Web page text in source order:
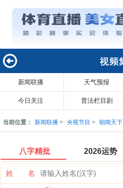
新闻联播 天气预报
今日关注 普法栏目剧
当前位置： 新闻联播 > 央视节目 > 朝闻天下
八字精批 2026运势
姓 名